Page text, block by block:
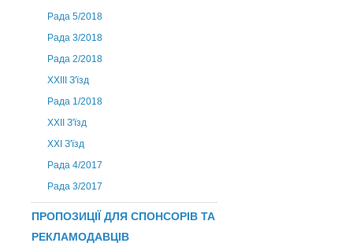
Рада 5/2018
Рада 3/2018
Рада 2/2018
XXIII З'їзд
Рада 1/2018
ХХІІ З'їзд
XXI З'їзд
Рада 4/2017
Рада 3/2017
ПРОПОЗИЦІЇ ДЛЯ СПОНСОРІВ ТА
РЕКЛАМОДАВЦІВ